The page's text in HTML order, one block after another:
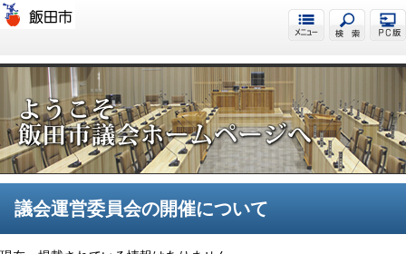
飯田市議会
議会運営委員会の開催について